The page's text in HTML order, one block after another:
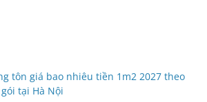
tôn giá bao nhiêu tiền 1m2 2027 theo
tại Hà Nội